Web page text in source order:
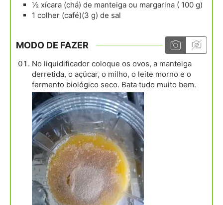
½ xícara (chá) de manteiga ou margarina ( 100 g)
1 colher (café)(3 g) de sal
MODO DE FAZER
No liquidificador coloque os ovos, a manteiga
derretida, o açúcar, o milho, o leite morno e o
fermento biológico seco. Bata tudo muito bem.